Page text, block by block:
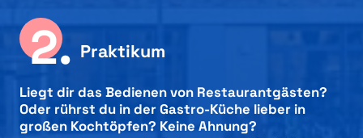
2. Praktikum
Liegt dir das Bedienen von Restaurantgästen?
Oder rührst du in der Gastro-Küche lieber in
großen Kochtöpfen? Keine Ahnung?